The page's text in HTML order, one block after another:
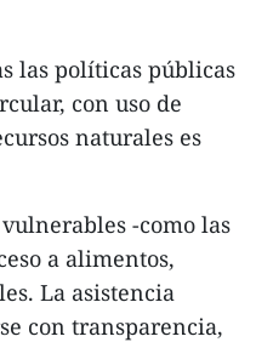
las políticas públicas
con uso de
naturales es
-como las
a alimentos,
La asistencia
con transparencia,